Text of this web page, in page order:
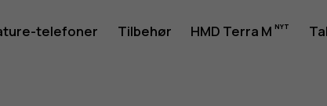
telefoner Tilbehør HMD Terra M